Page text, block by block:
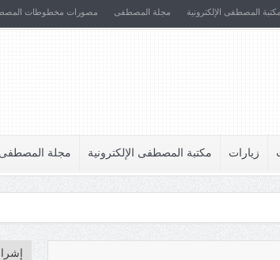
مكتبة المصطفى الإلكترونية مجلة المصطفى مصورات مخطوطات
زيارات مكتبة المصطفى الإلكترونية مجلة المصطفى